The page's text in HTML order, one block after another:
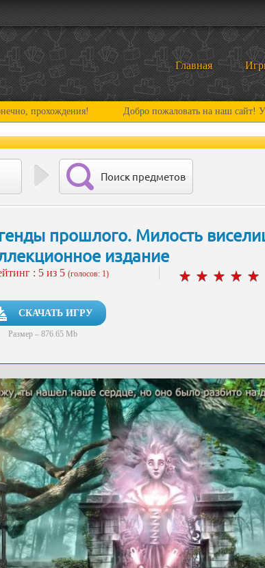
Главная
Добро пожаловать на наш сайт! У нас
Поиск предметов
прошлого. Милость
издание
: 5 из 5 (голосов: 1)
СКАЧАТЬ ИГРУ
Размер – 876.65 Mb